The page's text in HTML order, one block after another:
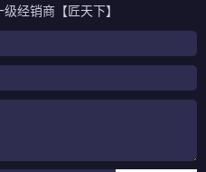
经销商【匠天下】